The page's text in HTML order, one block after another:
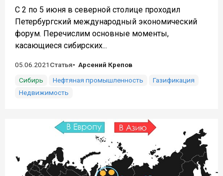
С 2 по 5 июня в северной столице проходил
Петербургский международный экономический
форум. Перечислим основные моменты,
касающиеся сибирских...
05.06.2021 Статья
Арсений Крепов
Сибирь
Нефтяная промышленность
Газификация
Недвижимость